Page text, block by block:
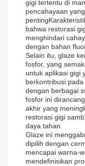
gigi tertentu di
pencahayaan
bahwa restorasi
menghindari
dengan bahan
Selain itu, glaze
fosfor, yang
untuk aplikasi gigi
berkontribusi
dengan berbagai
fosfor ini
akhir yang
restorasi gigi
daya tahan.
Glaze ini
dipilih dengan
mencapai warna-
mendefinisikan